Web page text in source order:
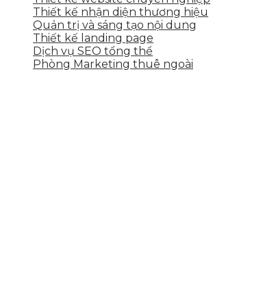
Thiết kế nhận diện thương hiệu
Quản trị và sáng tạo nội dung
Thiết kế landing page
Dịch vụ SEO tổng thể
Phòng Marketing thuê ngoài